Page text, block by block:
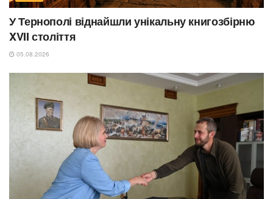
У Тернополі віднайшли унікальну книгозбірню
XVII століття
05.08.2026